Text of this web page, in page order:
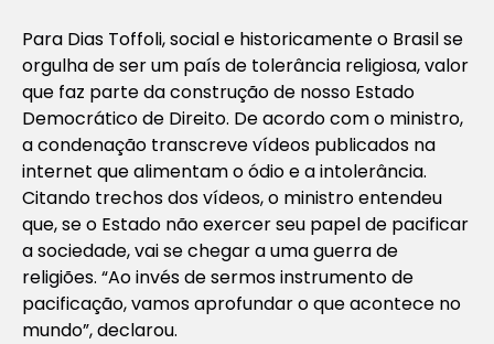
Para Dias Toffoli, social e historicamente o Brasil se
orgulha de ser um país de tolerância religiosa, valor
que faz parte da construção de nosso Estado
Democrático de Direito. De acordo com o ministro,
a condenação transcreve vídeos publicados na
internet que alimentam o ódio e a intolerância.
Citando trechos dos vídeos, o ministro entendeu
que, se o Estado não exercer seu papel de pacificar
a sociedade, vai se chegar a uma guerra de
religiões. “Ao invés de sermos instrumento de
pacificação, vamos aprofundar o que acontece no
mundo”, declarou.